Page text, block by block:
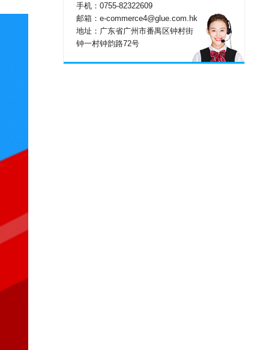
手机：0755-82322609
邮箱：e-commerce4@glue.com.hk
地址：广东省广州市番禺区钟村街
钟一村钟韵路72号